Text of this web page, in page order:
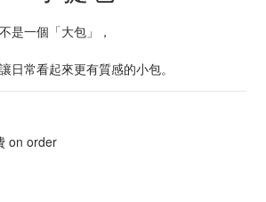
是一個「大包」，
日常看起來更有質感的小包。
on order